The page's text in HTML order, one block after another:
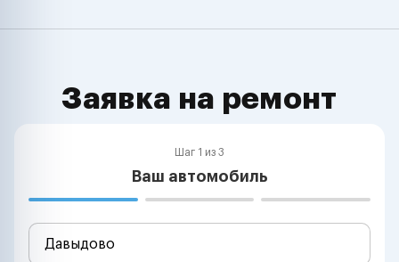
Заявка на ремонт
Шаг 1 из 3
Ваш автомобиль